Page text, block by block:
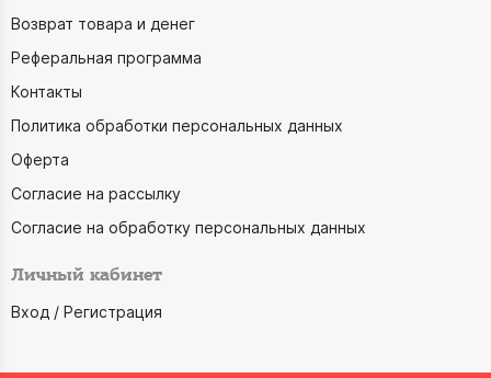
Возврат товара и денег
Реферальная программа
Контакты
Политика обработки персональных данных
Оферта
Согласие на рассылку
Согласие на обработку персональных данных
Личный кабинет
Вход / Регистрация